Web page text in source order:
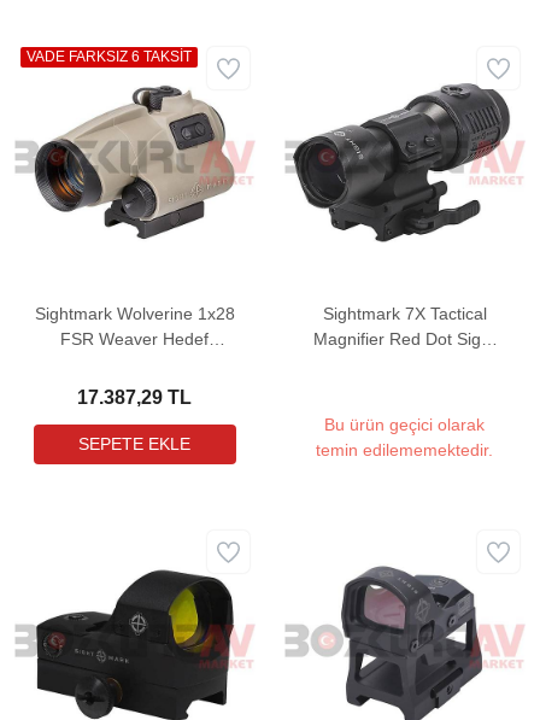
Sightmark Wolverine 1x28
FSR Weaver Hedef
(FDE)
17.387,29 TL
VADE FARKSIZ 6 TAKSİT
Sightmark 7X Tactical
Magnifier Red Dot Sight
Bu ürün geçici olarak
temin edilememektedir.